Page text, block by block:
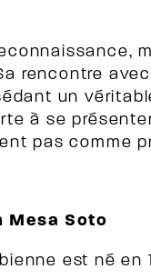
rencontre
un
à se
pas comme
Mesa Soto
est né en